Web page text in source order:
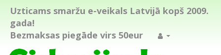
Uzticams smaržu e-veikals Latvijā kopš 2009.
gada!
Bezmaksas piegāde virs 50eur